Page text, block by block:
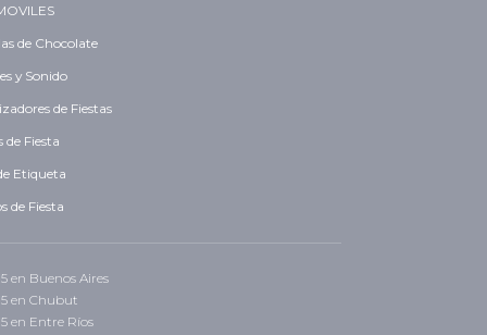
de Chocolate
y Sonido
de Fiestas
de Fiesta
Etiqueta
de Fiesta
en Buenos Aires
en Chubut
en Entre Ríos